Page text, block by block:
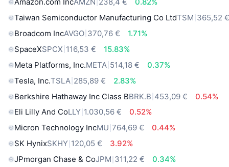
Taiwan Semiconductor Manufacturing Co LtdTSM 365,52
Broadcom IncAVGO 370,76 €
1.71%
SpaceXSPCX 116,53 €
15.83%
Meta Platforms, Inc.META 514,18 €
0.37%
Tesla, Inc.TSLA 285,89 €
2.83%
Berkshire Hathaway Inc Class BBRK.B 453,09 €
0.54%
Eli Lilly And CoLLY 1.030,56 €
0.52%
Micron Technology IncMU 764,69 €
0.44%
SK HynixSKHY 120,05 €
3.92%
JPmorgan Chase & CoJPM 311,22 €
0.34%